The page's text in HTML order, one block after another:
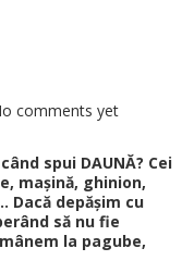
comments yet
spui DAUNĂ? Cei
mașină, ghinion,
Dacă depășim cu
să nu fie
la pagube,